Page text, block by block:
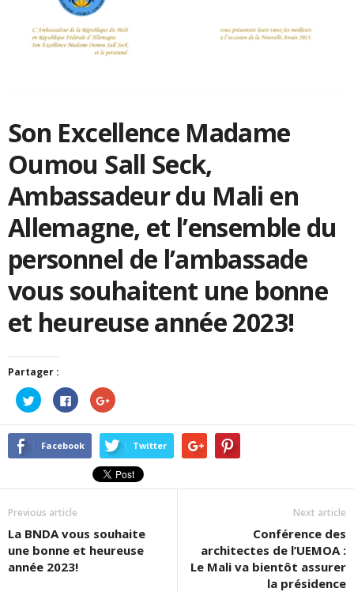
Son Excellence Madame
Oumou Sall Seck,
Ambassadeur du Mali en
Allemagne, et l’ensemble du
personnel de l’ambassade
vous souhaitent une bonne
et heureuse année 2023!
Partager :
Cliquez
pour
partager
sur
Twitter(ouvre
dans
Cliquez
pour
partager
sur
Facebook(ouvre
dans
nouvelle
fenêtre)
Cliquez
pour
sur
Google+
(ouvre
dans
une
nouvelle
fenêtre)
Facebook Twitter
Previous article
La BNDA vous souhaite
une bonne et heureuse
année 2023!
Next article
Conférence des
architectes de l’UEMOA :
Le Mali va bientôt assurer
la présidence